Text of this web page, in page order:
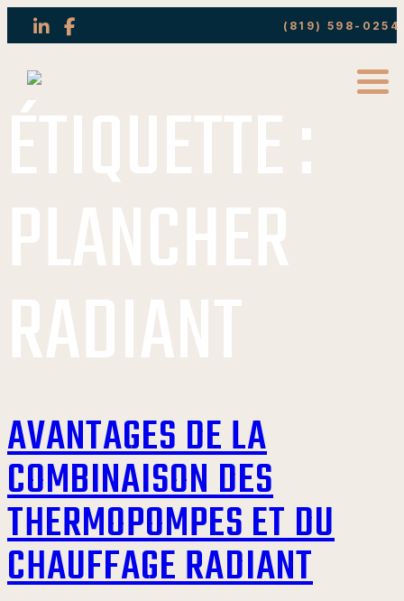
(819) 598-0254
ÉTIQUETTE :
PLANCHER
RADIANT
AVANTAGES DE LA
COMBINAISON DES
THERMOPOMPES ET DU
CHAUFFAGE RADIANT